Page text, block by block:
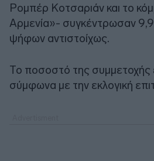
Ρομπέρ Κοτσαριάν και το
Αρμενία»- συγκέντρωσαν
ψήφων αντιστοίχως.
Το ποσοστό της
σύμφωνα με την εκλογική